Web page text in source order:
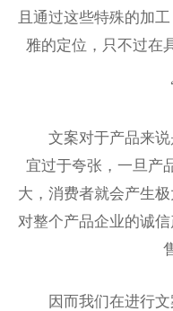
且通过这些特殊的加
雅的定位，只不过在
文案对于产品来
宜过于夸张，一旦产
大，消费者就会产生
对整个产品企业的诚
因而我们在进行